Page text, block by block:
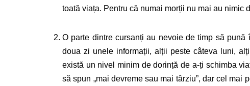
toată viața. Pentru că numai morții nu mai au nimic
O parte dintre cursanți au nevoie de timp să
doua zi unele informații, alții peste câteva luni,
există un nivel minim de dorință de a-ți schimba
să spun „mai devreme sau mai târziu”, dar cel mai